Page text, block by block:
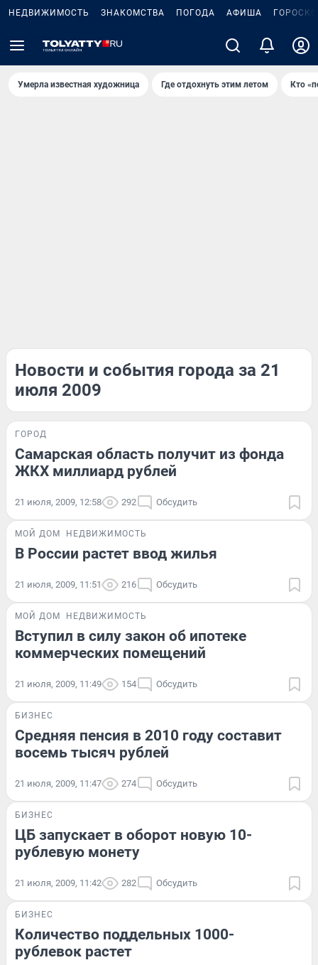
НЕДВИЖИМОСТЬ ЗНАКОМСТВА ПОГОДА АФИША
Умерла известная художница Где отдохнуть этим летом Кто
Новости и события города за 21
июля 2009
ГОРОД
Самарская область получит из фонда
ЖКХ миллиард рублей
21 июля, 2009, 12:58 292 Обсудить
МОЙ ДОМ НЕДВИЖИМОСТЬ
В России растет ввод жилья
21 июля, 2009, 11:51 216 Обсудить
МОЙ ДОМ НЕДВИЖИМОСТЬ
Вступил в силу закон об ипотеке
коммерческих помещений
21 июля, 2009, 11:49 154 Обсудить
БИЗНЕС
Средняя пенсия в 2010 году составит
восемь тысяч рублей
21 июля, 2009, 11:47 274 Обсудить
БИЗНЕС
ЦБ запускает в оборот новую 10-
рублевую монету
21 июля, 2009, 11:42 282 Обсудить
БИЗНЕС
Количество поддельных 1000-
рублевок растет